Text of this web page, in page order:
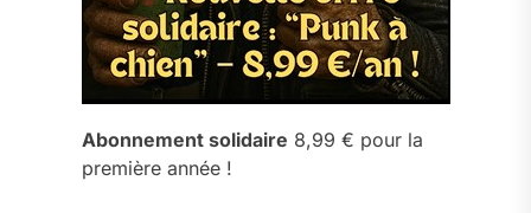
Abonnement solidaire 8,99 € pour la
première année !